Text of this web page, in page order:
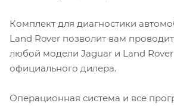
Комплект для диагностики
Land Rover позволит вам
любой модели Jaguar и Land
официального дилера.
Операционная система и все